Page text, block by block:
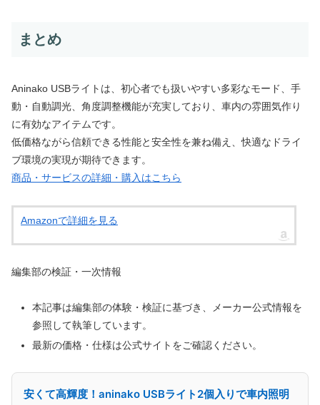
まとめ
Aninako USBライトは、初心者でも扱いやすい多彩なモード、手
動・自動調光、角度調整機能が充実しており、車内の雰囲気作り
に有効なアイテムです。
低価格ながら信頼できる性能と安全性を兼ね備え、快適なドライ
ブ環境の実現が期待できます。
商品・サービスの詳細・購入はこちら
Amazonで詳細を見る
編集部の検証・一次情報
本記事は編集部の体験・検証に基づき、メーカー公式情報を
参照して執筆しています。
最新の価格・仕様は公式サイトをご確認ください。
安くて高輝度！aninako USBライト2個入りで車内照明